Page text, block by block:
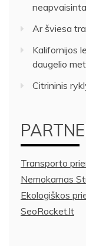
Ar šviesa
Kalifornijos
daugelio
Citrininis
Transporto
Nemokamas
Ekologiškos
SeoRocket.lt